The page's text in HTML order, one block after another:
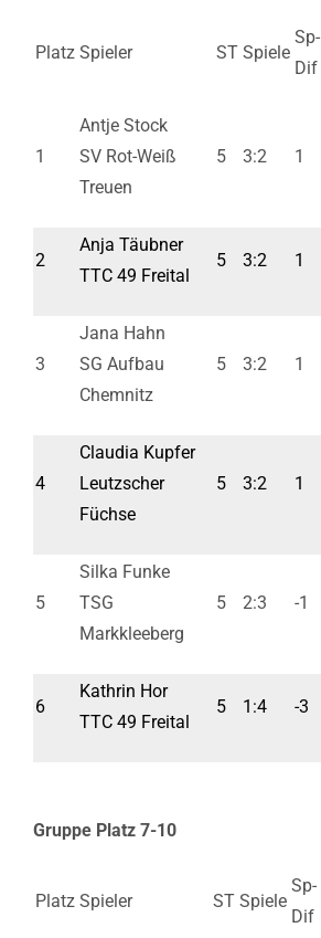
Platz Spieler ST Spiele
Sp-
Dif
1
Antje Stock
SV Rot-Weiß
Treuen
5 3:2 1
2
Anja Täubner
TTC 49 Freital
5 3:2 1
3
Jana Hahn
SG Aufbau
Chemnitz
5 3:2 1
4
Claudia Kupfer
Leutzscher
Füchse
5 3:2 1
5
Silka Funke
TSG
Markkleeberg
5 2:3 -1
6
Kathrin Hor
TTC 49 Freital
5 1:4 -3
Gruppe Platz 7-10
Platz Spieler ST Spiele
Sp-
Dif